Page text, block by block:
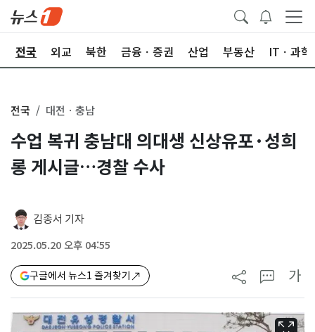
전국 외교 북한 금융ㆍ증권 산업 부동산 ITㆍ과학
전국 대전ㆍ충남
수업 복귀 충남대 의대생 신상유포·성희
롱 게시글…경찰 수사
김종서 기자
2025.05.20 오후 04:55
구글에서 뉴스1 즐겨찾기 가